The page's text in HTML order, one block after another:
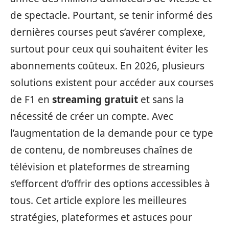
de spectacle. Pourtant, se tenir informé des
dernières courses peut s’avérer complexe,
surtout pour ceux qui souhaitent éviter les
abonnements coûteux. En 2026, plusieurs
solutions existent pour accéder aux courses
de F1 en streaming gratuit et sans la
nécessité de créer un compte. Avec
l’augmentation de la demande pour ce type
de contenu, de nombreuses chaînes de
télévision et plateformes de streaming
s’efforcent d’offrir des options accessibles à
tous. Cet article explore les meilleures
stratégies, plateformes et astuces pour